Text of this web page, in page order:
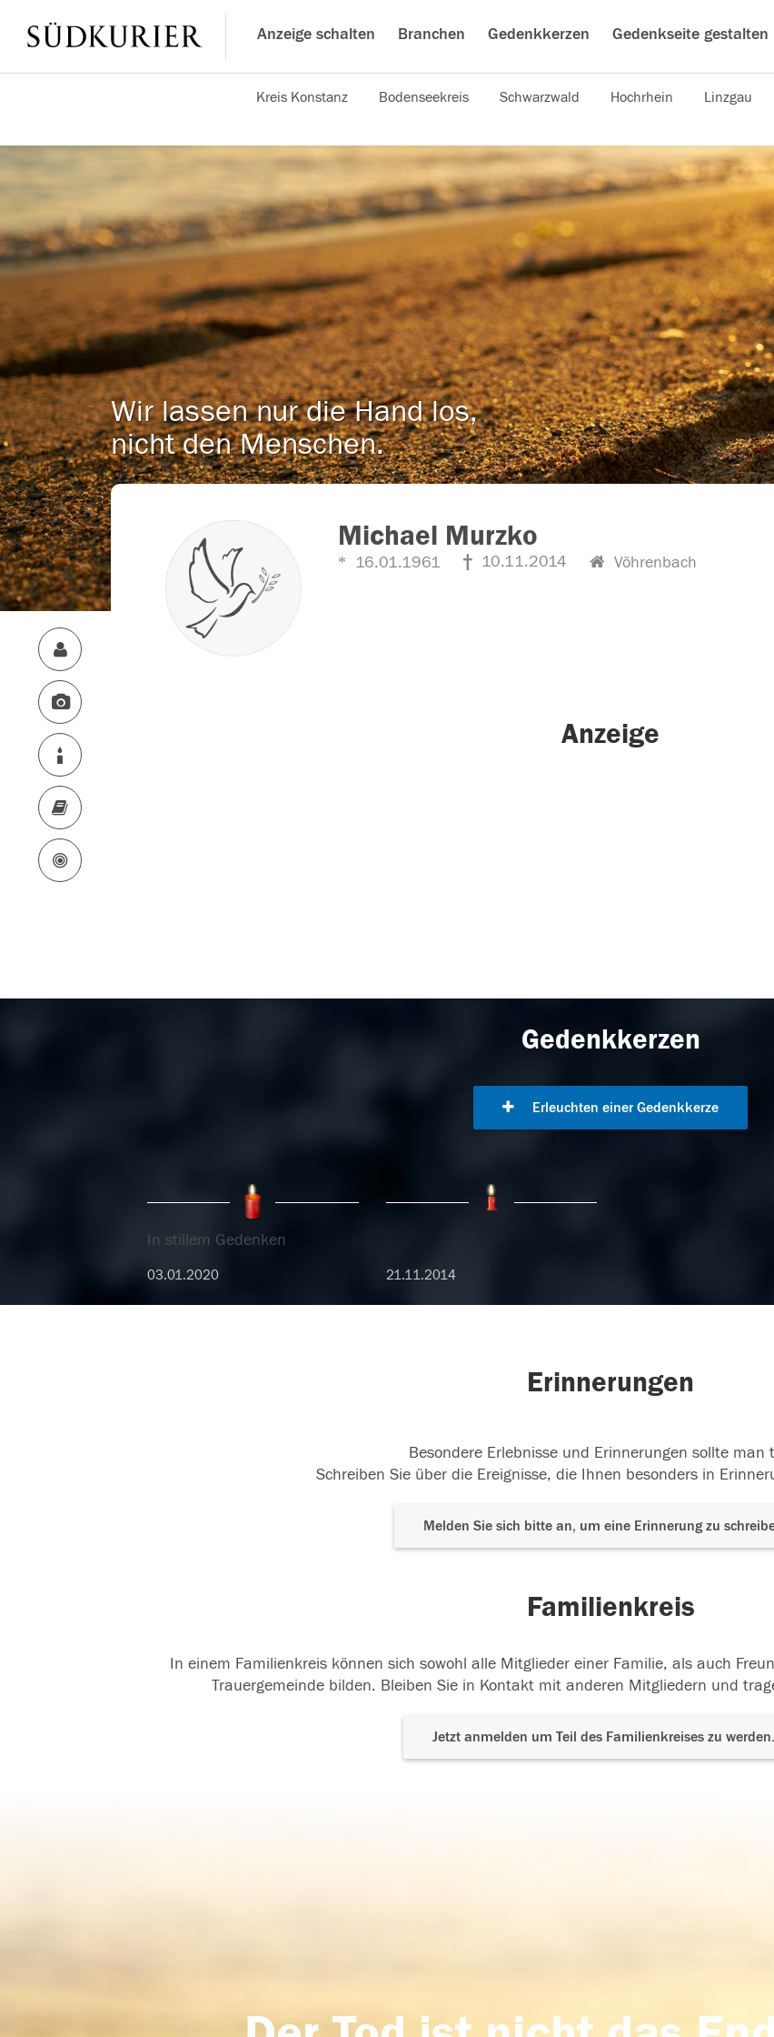
Anzeige schalten Branchen Gedenkkerzen Gedenkseite gestalten
Kreis Konstanz Bodenseekreis Schwarzwald Hochrhein Linzgau
Wir lassen nur die Hand los,
nicht den Menschen.
Michael Murzko
16.01.1961 10.11.2014 Vöhrenbach
Anzeige
Gedenkkerzen
Erleuchten einer Gedenkkerze
In stillem Gedenken
03.01.2020 21.11.2014
Erinnerungen
Besondere Erlebnisse und Erinnerungen sollte man
Schreiben Sie über die Ereignisse, die Ihnen besonders in
Melden Sie sich bitte an, um eine Erinnerung zu
Familienkreis
In einem Familienkreis können sich sowohl alle Mitglieder einer Familie, als auch
Trauergemeinde bilden. Bleiben Sie in Kontakt mit anderen Mitgliedern und
Jetzt anmelden um Teil des Familienkreises zu werden.